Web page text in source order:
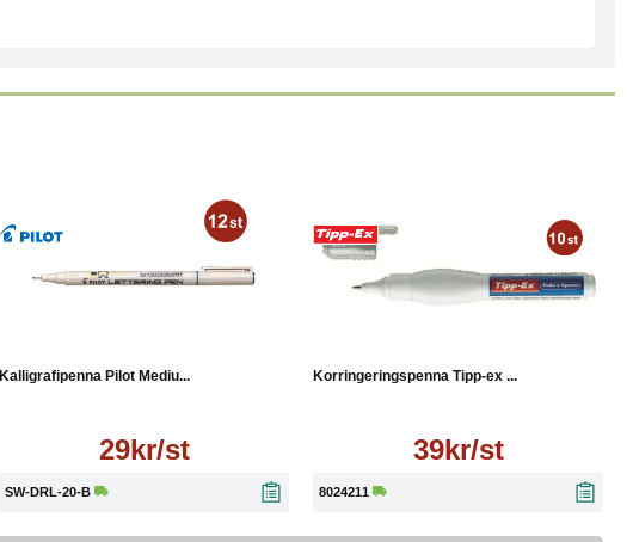
Kalligrafipenna Pilot Mediu...
29kr/st
SW-DRL-20-B
Korringeringspenna Tipp-ex ...
39kr/st
8024211